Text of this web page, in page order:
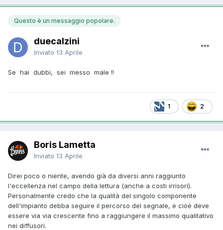
Questo è un messaggio popolare.
duecalzini
Inviato 13 Aprile
Se hai dubbi, sei messo male !!
1 2
Boris Lametta
Inviato 13 Aprile
Direi poco o niente, avendo già da diversi anni raggiunto
l'eccellenza nel campo della lettura (anche a costi irrisori).
Personalmente credo che la qualità del singolo componente
dell'impianto debba seguire il percorso del segnale, e cioè deve
essere via via crescente fino a raggiungere il massimo qualitativo
nei diffusori.